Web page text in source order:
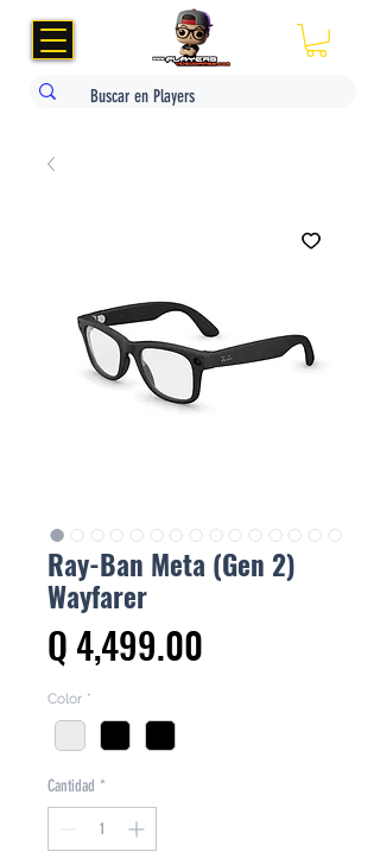
Ray-Ban Meta (Gen 2)
Wayfarer
Q 4,499.00
Color *
Cantidad *